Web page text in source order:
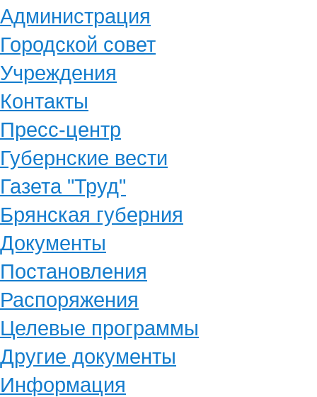
Администрация
Городской совет
Учреждения
Контакты
Пресс-центр
Губернские вести
Газета "Труд"
Брянская губерния
Документы
Постановления
Распоряжения
Целевые программы
Другие документы
Информация